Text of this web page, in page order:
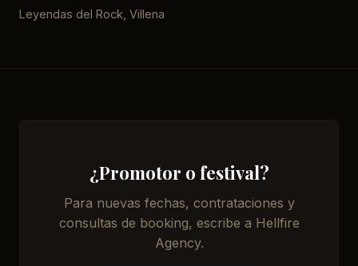
Leyendas del Rock, Villena
¿Promotor o festival?
Para nuevas fechas, contrataciones y
consultas de booking, escribe a Hellfire
Agency.